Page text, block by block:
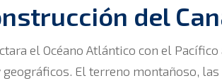
del
el Océano Atlántico con el
El terreno montañoso,